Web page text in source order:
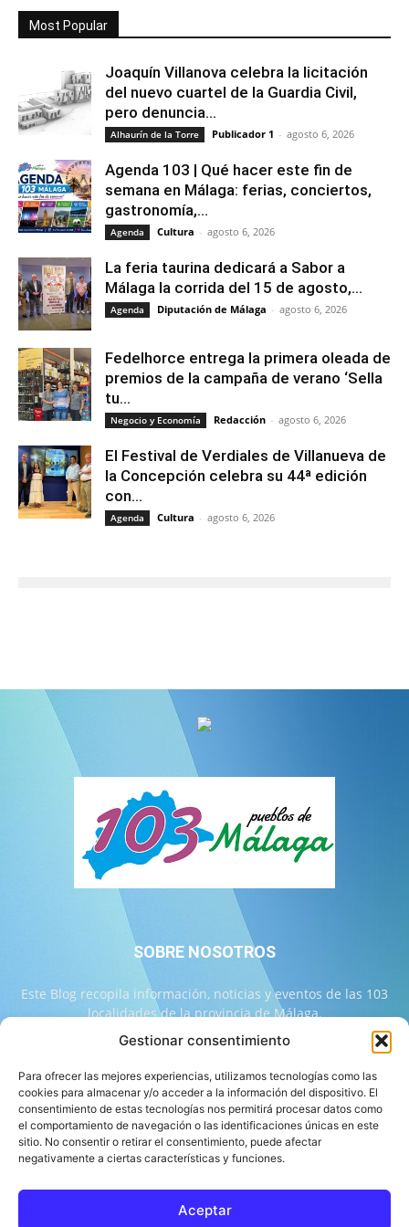
Gestionar consentimiento
Para ofrecer las mejores experiencias, utilizamos tecnologías como las
cookies para almacenar y/o acceder a la información del dispositivo. El
consentimiento de estas tecnologías nos permitirá procesar datos como
el comportamiento de navegación o las identificaciones únicas en este
sitio. No consentir o retirar el consentimiento, puede afectar
negativamente a ciertas características y funciones.
Aceptar
Most Popular
Joaquín Villanova celebra la licitación
del nuevo cuartel de la Guardia Civil,
pero denuncia...
Alhaurín de la Torre Publicador 1 - agosto 6, 2026
Agenda 103 | Qué hacer este fin de
semana en Málaga: ferias, conciertos,
gastronomía,...
Agenda Cultura - agosto 6, 2026
La feria taurina dedicará a Sabor a
Málaga la corrida del 15 de agosto,...
Agenda Diputación de Málaga - agosto 6, 2026
Fedelhorce entrega la primera oleada de
premios de la campaña de verano ‘Sella
tu...
Negocio y Economía Redacción - agosto 6, 2026
El Festival de Verdiales de Villanueva de
la Concepción celebra su 44ª edición
con...
Agenda Cultura - agosto 6, 2026
SOBRE NOSOTROS
Este Blog recopila información, noticias y eventos de las 103
localidades de la provincia de Málaga.
Contáctanos: info@103malaga.com
SÍGUENOS